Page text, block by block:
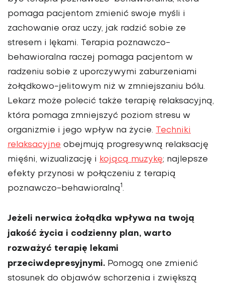
pomaga pacjentom zmienić swoje myśli i
zachowanie oraz uczy, jak radzić sobie ze
stresem i lękami. Terapia poznawczo-
behawioralna raczej pomaga pacjentom w
radzeniu sobie z uporczywymi zaburzeniami
żołądkowo-jelitowym niż w zmniejszaniu bólu.
Lekarz może polecić także terapię relaksacyjną,
która pomaga zmniejszyć poziom stresu w
organizmie i jego wpływ na życie.
Techniki
relaksacyjne obejmują progresywną relaksację
mięśni, wizualizację i
kojącą muzykę; najlepsze
efekty przynosi w połączeniu z terapią
poznawczo-behawioralną1 .
Jeżeli nerwica żołądka wpływa na twoją
jakość życia i codzienny plan, warto
rozważyć terapię lekami
przeciwdepresyjnymi. Pomogą one zmienić
stosunek do objawów schorzenia i zwiększą